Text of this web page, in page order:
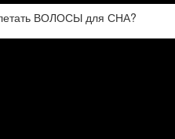
ВОЛОСЫ для СНА?